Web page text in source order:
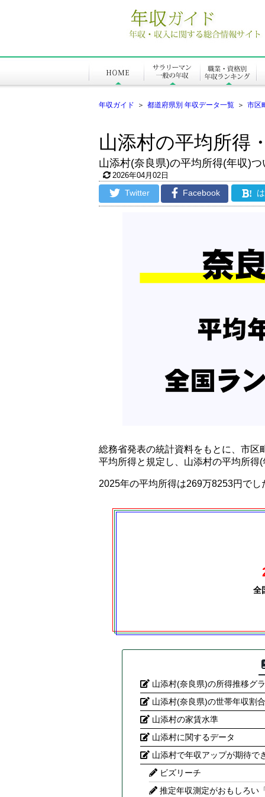
年収ガイド ＞ 都道府県別 年収データ一覧 ＞ 市区
山添村の平均所得
山添村(奈良県)の平均所得(年収)つ
2026年04月02日
Twitter Facebook !
総務省発表の統計資料をもとに、市区
平均所得と規定し、山添村の平均所得(
2025年の平均所得は269万8253円でし
全
山添村(奈良県)の所得推移グ
山添村(奈良県)の世帯年収割合
山添村の家賃水準
山添村に関するデータ
山添村で年収アップが期待で
ビズリーチ
推定年収測定がおもしろい